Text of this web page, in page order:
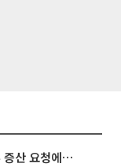
[특징주] “탄약 부족하다“ 美 국방부 증산 요청에⋯국내 방산주 급등세